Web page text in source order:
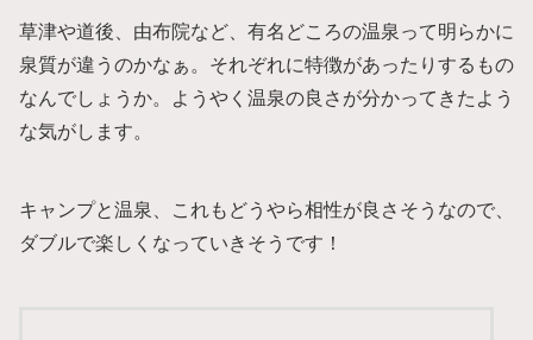
草津や道後、由布院など、有名どころの温泉って明らかに
泉質が違うのかなぁ。それぞれに特徴があったりするもの
なんでしょうか。ようやく温泉の良さが分かってきたよう
な気がします。
キャンプと温泉、これもどうやら相性が良さそうなので、
ダブルで楽しくなっていきそうです！